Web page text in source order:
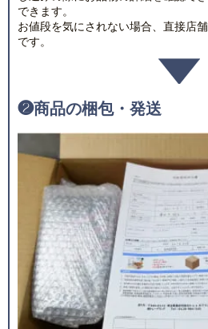
できます。
お値段を気にされない場合、直接店
です。
❷商品の梱包・発送